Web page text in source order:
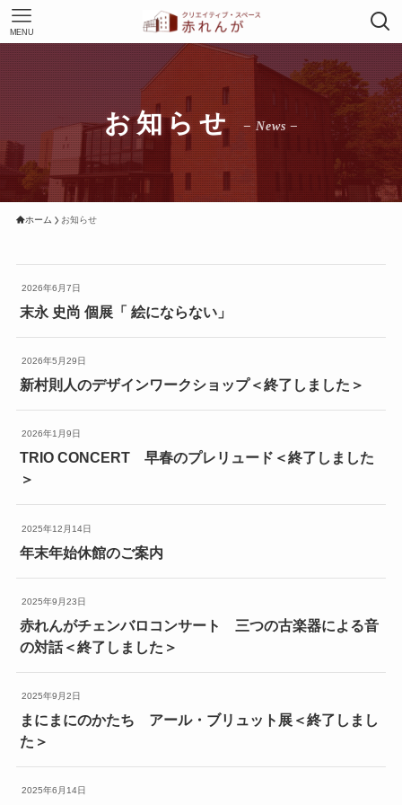
MENU
お知らせ – News –
ホーム お知らせ
2026年6月7日
末永 史尚 個展「 絵にならない」
2026年5月29日
新村則人のデザインワークショップ＜終了しました＞
2026年1月9日
TRIO CONCERT 早春のプレリュード＜終了しました
＞
2025年12月14日
年末年始休館のご案内
2025年9月23日
赤れんがチェンバロコンサート 三つの古楽器による音
の対話＜終了しました＞
2025年9月2日
まにまにのかたち アール・ブリュット展＜終了しまし
た＞
2025年6月14日